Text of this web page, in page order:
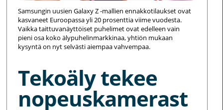
Samsungin uusien Galaxy Z -mallien ennakkotilaukset ovat
kasvaneet Euroopassa yli 20 prosenttia viime vuodesta.
Vaikka taittuvanäyttöiset puhelimet ovat edelleen vain
pieni osa koko älypuhelinmarkkinaa, yhtiön mukaan
kysyntä on nyt selvästi aiempaa vahvempaa.
Tekoäly tekee
nopeuskamerast